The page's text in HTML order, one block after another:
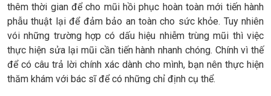
thêm thời gian để cho mũi hồi phục hoàn toàn mới tiến hành
phẫu thuật lại để đảm bảo an toàn cho sức khỏe. Tuy nhiên
vói những trường hợp có dấu hiệu nhiễm trùng mũi thì việc
thực hiện sửa lại mũi cần tiến hành nhanh chóng. Chính vì thế
để có câu trả lời chính xác dành cho mình, bạn nên thực hiện
thăm khám với bác sĩ để có những chỉ định cụ thể.